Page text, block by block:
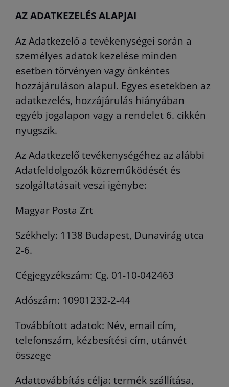
AZ ADATKEZELÉS ALAPJAI
Az Adatkezelő a tevékenységei során a
személyes adatok kezelése minden
esetben törvényen vagy önkéntes
hozzájáruláson alapul. Egyes esetekben az
adatkezelés, hozzájárulás hiányában
egyéb jogalapon vagy a rendelet 6. cikkén
nyugszik.
Az Adatkezelő tevékenységéhez az alábbi
Adatfeldolgozók közreműködését és
szolgáltatásait veszi igénybe:
Magyar Posta Zrt
Székhely: 1138 Budapest, Dunavirág utca
2-6.
Cégjegyzékszám: Cg. 01-10-042463
Adószám: 10901232-2-44
Továbbított adatok: Név, email cím,
telefonszám, kézbesítési cím, utánvét
összege
Adattovábbítás célja: termék szállítása,